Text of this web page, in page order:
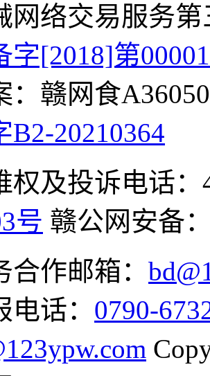
网络交易服务
字[2018]第
：赣网食
B2-20210364
权及投诉电话：
号 赣公网安备
合作邮箱：
话： 0790-